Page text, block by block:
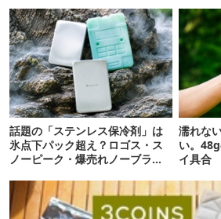
話題の「ステンレス保冷剤」は
氷点下パック超え？ロゴス・ス
ノーピーク・爆売れノーブラン
濡れな
い。
イ具合